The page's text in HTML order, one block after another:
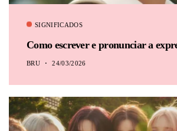
SIGNIFICADOS
Como escrever e pronunciar a
BRU 24/03/2026